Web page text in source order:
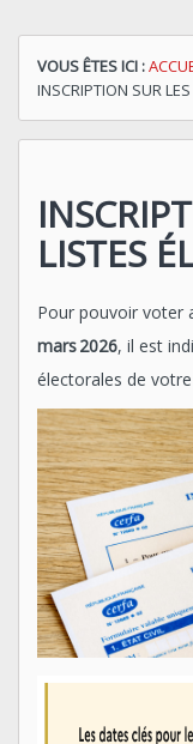
VOUS ÊTES ICI :
INSCRIPTION SUR
LISTES
Pour pouvoir voter
mars2026, il est
électorales de